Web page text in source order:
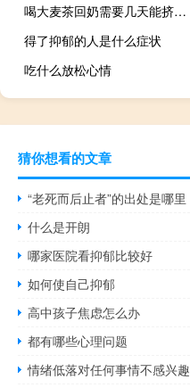
喝大麦茶回奶需要几天能挤出来（喝大麦茶回奶需要几天）
得了抑郁的人是什么症状
吃什么放松心情
猜你想看的文章
“老死而后止者”的出处是哪里
什么是开朗
哪家医院看抑郁比较好
如何使自己抑郁
高中孩子焦虑怎么办
都有哪些心理问题
情绪低落对任何事情不感兴趣